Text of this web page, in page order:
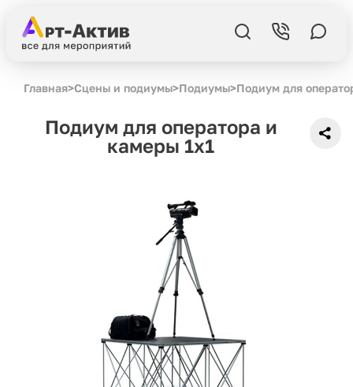
Главная>Сцены и подиумы>Подиумы>Подиум для
Подиум для оператора и
камеры 1x1